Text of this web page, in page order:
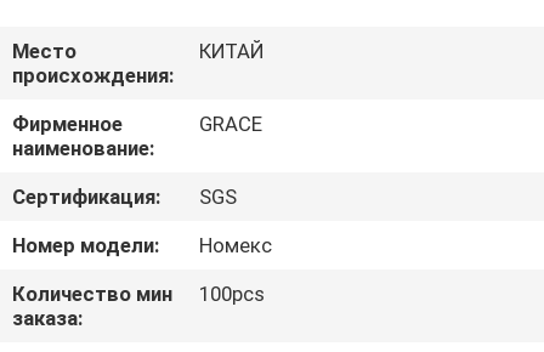
О
НАС
ПУТЕШЕСТВИЕ
ФАБРИКИ
ПРОВЕРКА
КАЧЕСТВА
Место
происхождения:
КИТАЙ
Фирменное
наименование:
GRACE
Сертификация:
SGS
Номер модели:
Номекс
Количество мин
заказа:
100pcs